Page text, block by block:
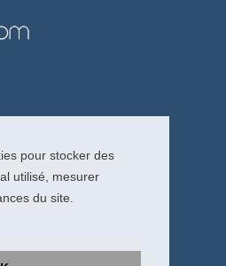
pour stocker des
utilisé, mesurer
du site.